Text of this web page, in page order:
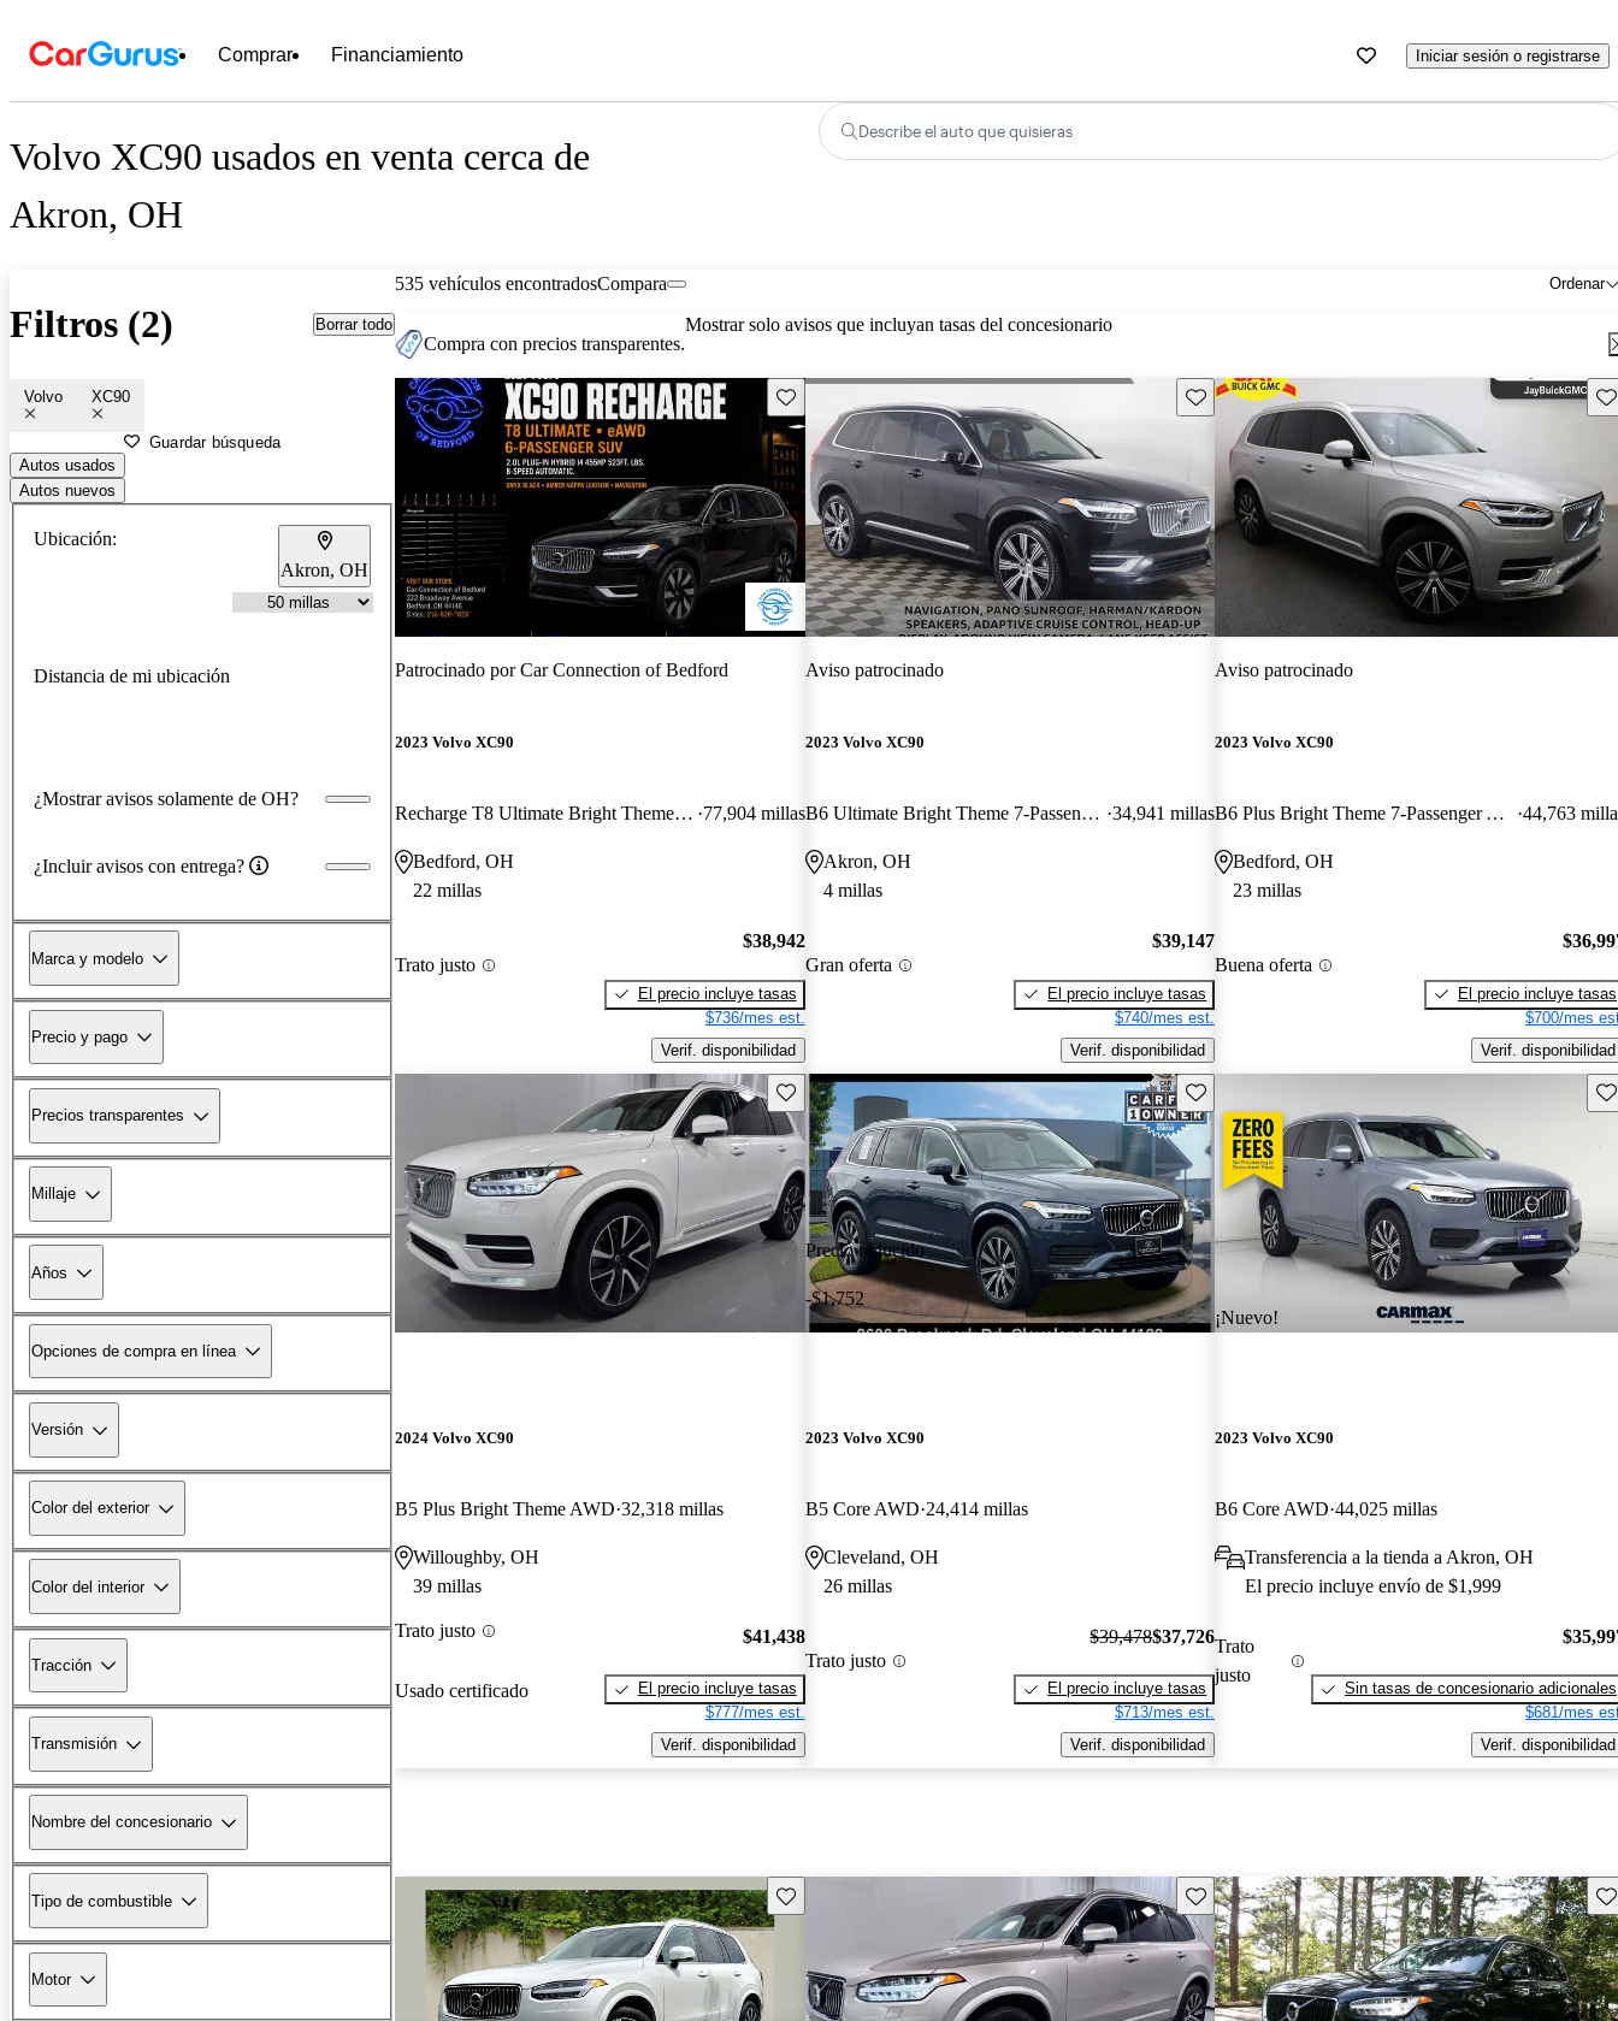
Comprar Financiamiento Iniciar sesión o registrarse
Volvo XC90 usados en venta cerca de
Akron, OH
Describe el auto que quisieras
Filtros (2) Borrar todo
Volvo XC90
Guardar búsqueda
Autos usados
Autos nuevos
Ubicación:
Akron, OH
Distancia de mi ubicación
¿Mostrar avisos solamente de OH?
¿Incluir avisos con entrega?
Marca y modelo
Precio y pago
Precios transparentes
Millaje
Años
Opciones de compra en línea
Versión
Color del exterior
Color del interior
Tracción
Transmisión
Nombre del concesionario
Tipo de combustible
Motor
535 vehículos encontrados Ordenar
Compara
Compra con precios transparentes.
Mostrar solo avisos que incluyan tasas del concesionario
¡Nuevo!
Guarda este Aviso
Patrocinado porCar Connection of Bedford
2023 Volvo XC90
Recharge T8 Ultimate Bright Theme 6-Passenger eAWD 77,904 millas
Bedford, OH
22 millas
Trato justo
$38,942
El precio incluye tasas
$736/mes est.
Verif. disponibilidad
Guarda este Aviso
Aviso patrocinado
2023 Volvo XC90
B6 Ultimate Bright Theme 7-Passenger AWD 34,941 millas
Akron, OH
4 millas
Gran oferta
$39,147
El precio incluye tasas
$740/mes est.
Verif. disponibilidad
Aviso patrocinado
2023 Volvo XC90
B6 Plus Bright Theme 7-Passenger AWD 44,763
Bedford, OH
23 millas
Buena oferta
El precio incluye tasas
$700/mes
Verif. disponibilidad
Guarda este Aviso
2024 Volvo XC90
B5 Plus Bright Theme AWD 32,318 millas
Willoughby, OH
39 millas
Trato justo
Usado certificado
$41,438
El precio incluye tasas
$777/mes est.
Verif. disponibilidad
Precio reducido
-$1,752
Guarda este Aviso
2023 Volvo XC90
B5 Core AWD 24,414 millas
Cleveland, OH
26 millas
Trato justo
$39,478$37,726
El precio incluye tasas
$713/mes est.
Verif. disponibilidad
¡Nuevo!
2023 Volvo XC90
B6 Core AWD 44,025 millas
Transferencia a la tienda a Akron, OH
El precio incluye envío de $1,999
Trato
justo
Sin tasas de concesionario adicionales
$681/mes
Verif. disponibilidad
Guarda este Aviso Guarda este Aviso